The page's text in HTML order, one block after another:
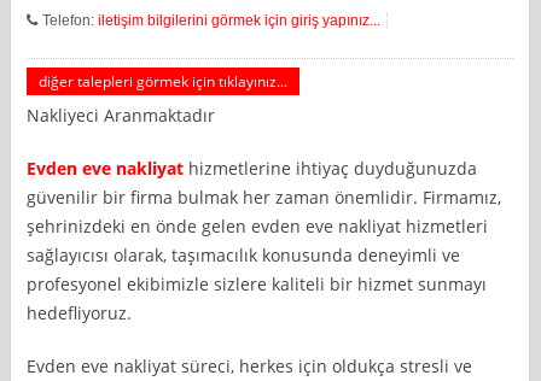
Telefon:iletişim bilgilerini görmek için giriş yapınız...
diğer talepleri görmek için tıklayınız...
Nakliyeci Aranmaktadır
Evden eve nakliyat hizmetlerine ihtiyaç duyduğunuzda
güvenilir bir firma bulmak her zaman önemlidir. Firmamız,
şehrinizdeki en önde gelen evden eve nakliyat hizmetleri
sağlayıcısı olarak, taşımacılık konusunda deneyimli ve
profesyonel ekibimizle sizlere kaliteli bir hizmet sunmayı
hedefliyoruz.
Evden eve nakliyat süreci, herkes için oldukça stresli ve